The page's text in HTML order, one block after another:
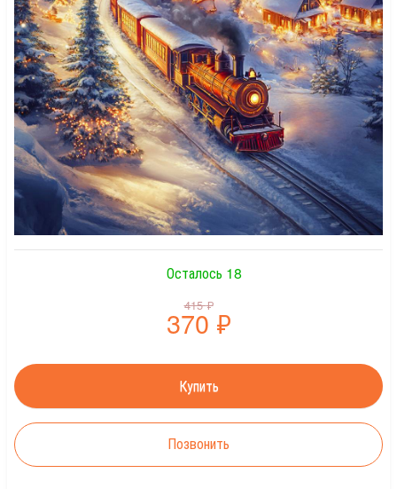
Осталось 18
415₽
370 ₽
Позвонить